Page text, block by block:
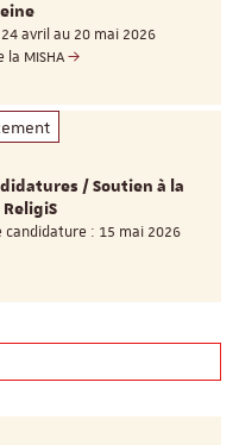
avril au 20 mai 2026
la MISHA
/ Soutien à la
candidature : 15 mai 2026